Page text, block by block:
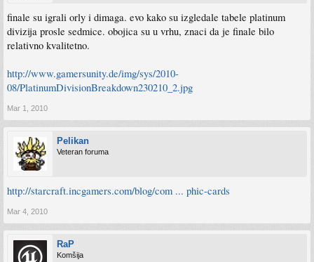
finale su igrali orly i dimaga. evo kako su izgledale tabele platinum
divizija prosle sedmice. obojica su u vrhu, znaci da je finale bilo
relativno kvalitetno.
http://www.gamersunity.de/img/sys/2010-
08/PlatinumDivisionBreakdown230210_2.jpg
Mar 1, 2010
Pelikan
Veteran foruma
http://starcraft.incgamers.com/blog/com ... phic-cards
Mar 4, 2010
RaP
Komšija